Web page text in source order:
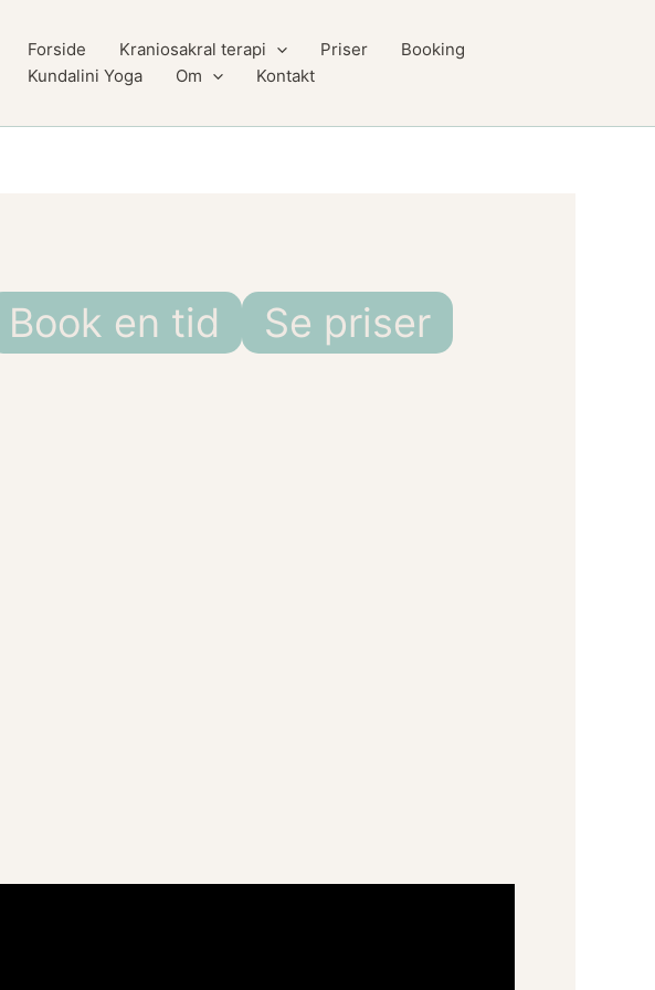
Forside Kraniosakral terapi Priser
Booking
Kundalini Yoga
Om Kontakt
Book en tid Se priser